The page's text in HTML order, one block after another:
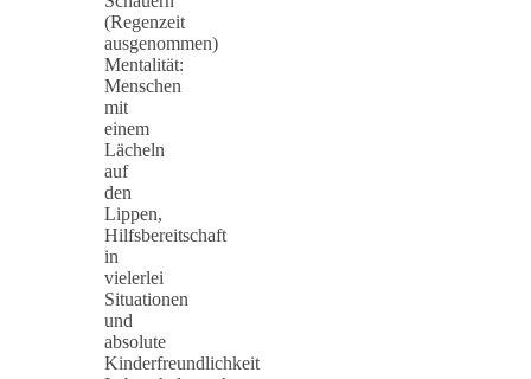
(Regenzeit
ausgenommen)
Mentalität:
Menschen
mit
einem
Lächeln
auf
den
Lippen,
Hilfsbereitschaft
in
vielerlei
Situationen
und
absolute
Kinderfreundlichkeit